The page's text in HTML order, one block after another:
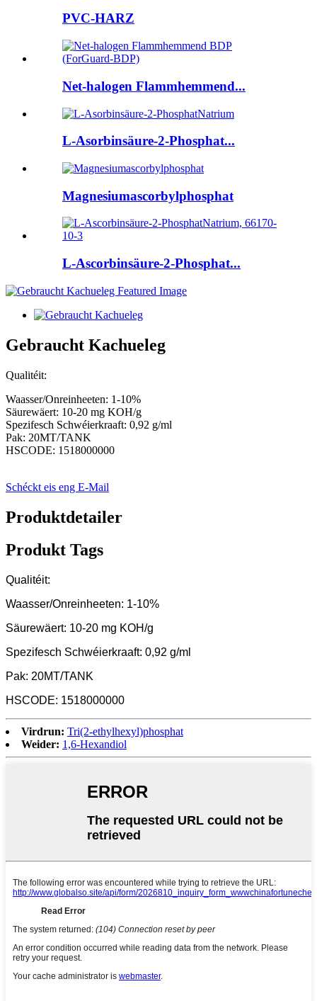
PVC-HARZ
Net-halogen Flammhemmend...
L-Asorbinsäure-2-Phosphat...
Magnesiumascorbylphosphat
L-Ascorbinsäure-2-Phosphat...
Gebraucht Kachueleg
Qualitéit:
Waasser/Onreinheeten: 1-10%
Säurewäert: 10-20 mg KOH/g
Spezifesch Schwéierkraaft: 0,92 g/ml
Pak: 20MT/TANK
HSCODE: 1518000000
Schéckt eis eng E-Mail
Produktdetailer
Produkt Tags
Qualitéit:
Waasser/Onreinheeten: 1-10%
Säurewäert: 10-20 mg KOH/g
Spezifesch Schwéierkraaft: 0,92 g/ml
Pak: 20MT/TANK
HSCODE: 1518000000
Virdrun: Tri(2-ethylhexyl)phosphat
Weider: 1,6-Hexandiol